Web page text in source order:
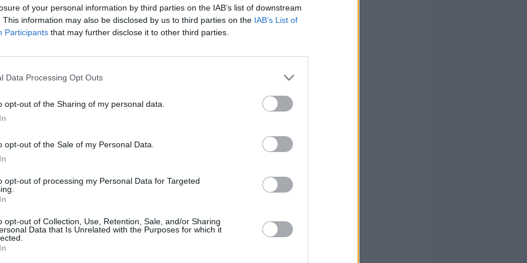
of your personal information by third parties on the IAB’s list of downstream
This information may also be disclosed by us to third parties on the IAB’s List of
Participants that may further disclose it to other third parties.
Data Processing Opt Outs
opt-out of the Sharing of my personal data.
opt-out of the Sale of my Personal Data.
opt-out of processing my Personal Data for Targeted
opt-out of Collection, Use, Retention, Sale, and/or Sharing
Data that Is Unrelated with the Purposes for which it
estudios, pero los organizadores del concurso, que
a este importante certamen.
en sus estudios, ya que tiene un gran interés
están enganchada a la moda del “runnig”,
fijo y estricto para el deporte y, afortunadamente,
Hispanoamericana adelanta que, durante su
trajes de la diseñadora andaluza Ana Torres, así
Todo ello con el objetivo de convencer al
de llegar a ser la segunda belleza de Navas de
después de que otro navero, Rubén López,
Míster Universo, en un concurso
espera hablar con él del triunfo que, en su
Juan sería de uno de los pocos municipios
a dos “guapos oficiales”: al llamado “hombre
a la que todo el mundo espera que sea “la mujer